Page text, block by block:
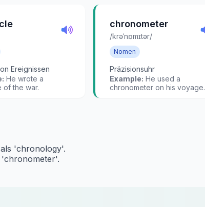
Ereignissen
He wrote a
of the war.
chronometer
/krəˈnɒmɪtər/
Nomen
Präzisionsuhr
Example: He used a
chronometer on his voyage.
'chronology'.